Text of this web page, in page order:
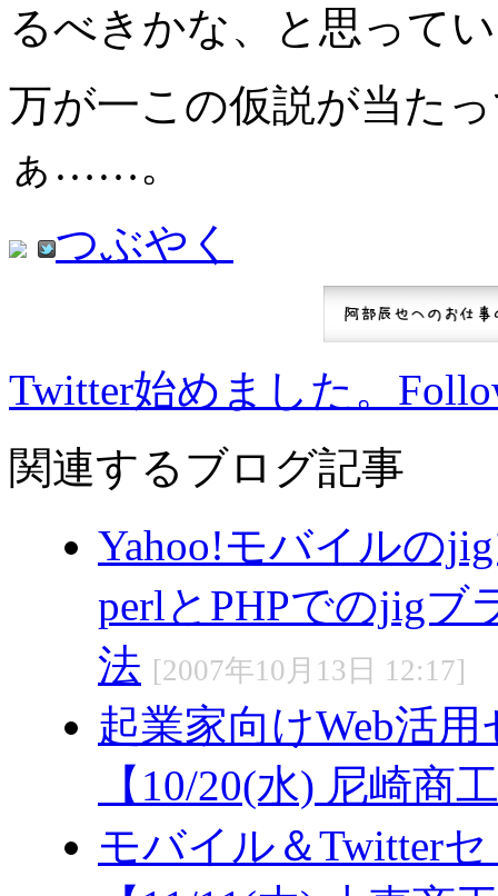
るべきかな、と思って
万が一この仮説が当た
ぁ……。
つぶやく
Twitter始めました。
関連するブログ記事
Yahoo!モバイルの
perlとPHPでのjigブ
法 [2007年10月13日 12:17]
起業家向けWeb活
【10/20(水) 尼崎商
モバイル＆Twitter